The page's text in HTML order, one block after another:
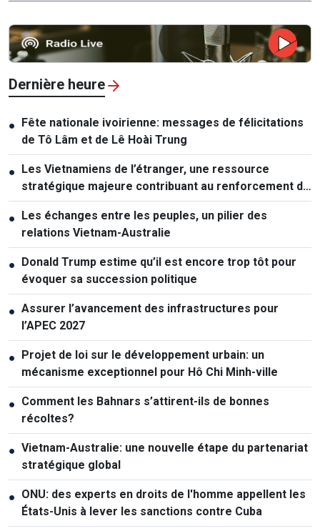
Dernière heure
● Fête nationale ivoirienne: messages de félicitations
de Tô Lâm et de Lê Hoài Trung
● Les Vietnamiens de l’étranger, une ressource
stratégique majeure contribuant au renforcement de
la puissance nationale
● Les échanges entre les peuples, un pilier des
relations Vietnam-Australie
● Donald Trump estime qu’il est encore trop tôt pour
évoquer sa succession politique
● Assurer l’avancement des infrastructures pour
l’APEC 2027
● Projet de loi sur le développement urbain: un
mécanisme exceptionnel pour Hô Chi Minh-ville
● Comment les Bahnars s’attirent-ils de bonnes
récoltes?
● Vietnam-Australie: une nouvelle étape du partenariat
stratégique global
● ONU: des experts en droits de l'homme appellent les
États-Unis à lever les sanctions contre Cuba